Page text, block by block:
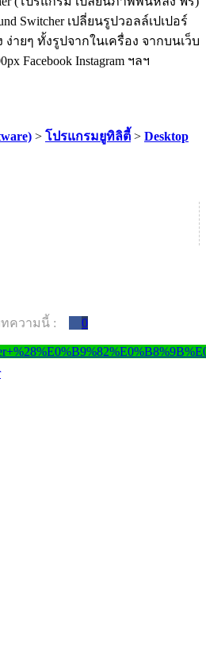
Switcher เปลี่ยนรูปวอลล์เปเปอร์
ายๆ ทั้งรูปจากในเครื่อง จากบนเว็บ
Facebook Instagram ฯลฯ
> โปรแกรมยูทิลิตี้ > Desktop
ความนี้ : 0